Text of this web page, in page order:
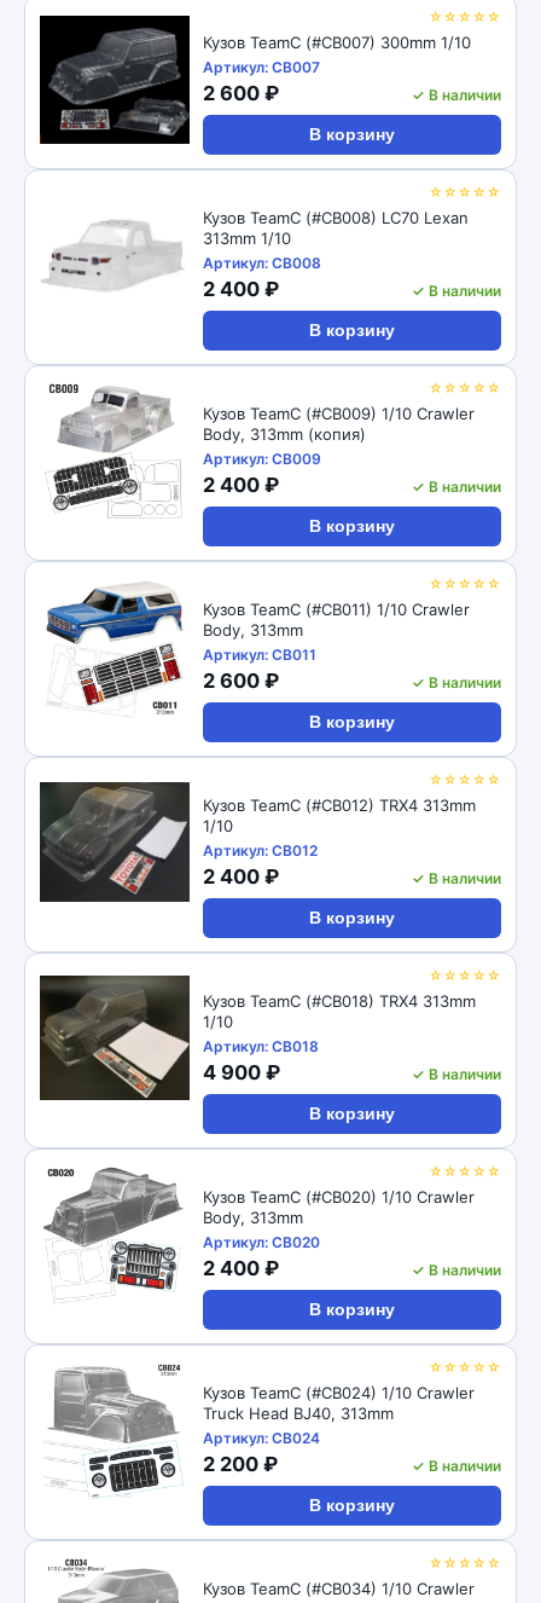
☆☆☆☆☆
Кузов TeamC (#CB007) 300mm 1/10
Артикул: CB007
2 600 ₽ ✓ В наличии
В корзину
☆☆☆☆☆
Кузов TeamC (#CB008) LC70 Lexan
313mm 1/10
Артикул: CB008
2 400 ₽ ✓ В наличии
В корзину
☆☆☆☆☆
Кузов TeamC (#CB009) 1/10 Crawler
Body, 313mm (копия)
Артикул: CB009
2 400 ₽ ✓ В наличии
В корзину
☆☆☆☆☆
Кузов TeamC (#CB011) 1/10 Crawler
Body, 313mm
Артикул: CB011
2 600 ₽ ✓ В наличии
В корзину
☆☆☆☆☆
Кузов TeamC (#CB012) TRX4 313mm
1/10
Артикул: CB012
2 400 ₽ ✓ В наличии
В корзину
☆☆☆☆☆
Кузов TeamC (#CB018) TRX4 313mm
1/10
Артикул: CB018
4 900 ₽ ✓ В наличии
В корзину
☆☆☆☆☆
Кузов TeamC (#CB020) 1/10 Crawler
Body, 313mm
Артикул: CB020
2 400 ₽ ✓ В наличии
В корзину
☆☆☆☆☆
Кузов TeamC (#CB024) 1/10 Crawler
Truck Head BJ40, 313mm
Артикул: CB024
2 200 ₽ ✓ В наличии
В корзину
☆☆☆☆☆
Кузов TeamC (#CB034) 1/10 Crawler